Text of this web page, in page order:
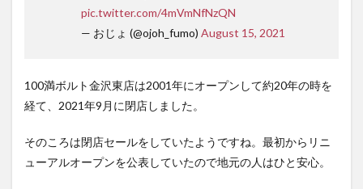
pic.twitter.com/4mVmNfNzQN
— おじょ (@ojoh_fumo) August 15, 2021
100満ボルト金沢東店は2001年にオープンして約20年の時を
経て、2021年9月に閉店しました。
そのころは閉店セールをしていたようですね。最初からリニ
ューアルオープンを公表していたので地元の人はひと安心。